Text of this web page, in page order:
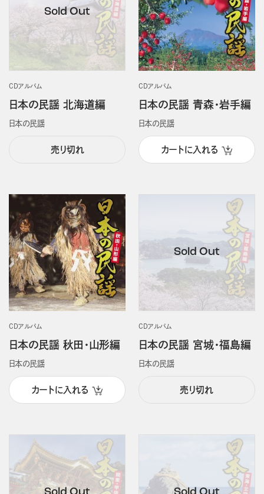
CDアルバム
日本の民謡 北海道編
日本の民謡
売り切れ
CDアルバム
日本の民謡 青森・岩手編
日本の民謡
カートに入れる
CDアルバム
日本の民謡 秋田・山形編
日本の民謡
カートに入れる
CDアルバム
日本の民謡 宮城・福島編
日本の民謡
売り切れ